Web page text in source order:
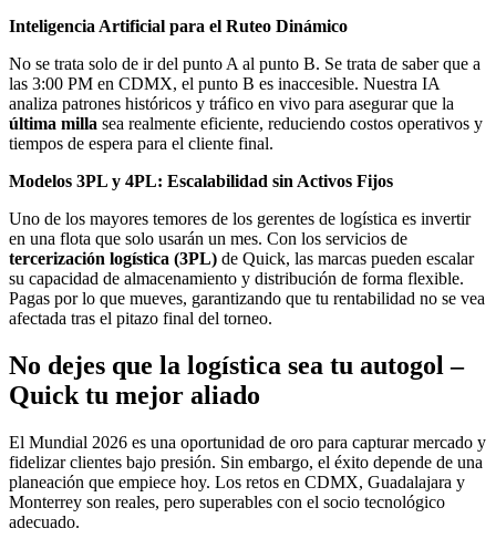
Inteligencia Artificial para el Ruteo Dinámico
No se trata solo de ir del punto A al punto B. Se trata de saber que a
las 3:00 PM en CDMX, el punto B es inaccesible. Nuestra IA
analiza patrones históricos y tráfico en vivo para asegurar que la
última milla sea realmente eficiente, reduciendo costos operativos y
tiempos de espera para el cliente final.
Modelos 3PL y 4PL: Escalabilidad sin Activos Fijos
Uno de los mayores temores de los gerentes de logística es invertir
en una flota que solo usarán un mes. Con los servicios de
tercerización logística (3PL) de Quick, las marcas pueden escalar
su capacidad de almacenamiento y distribución de forma flexible.
Pagas por lo que mueves, garantizando que tu rentabilidad no se vea
afectada tras el pitazo final del torneo.
No dejes que la logística sea tu autogol –
Quick tu mejor aliado
El Mundial 2026 es una oportunidad de oro para capturar mercado y
fidelizar clientes bajo presión. Sin embargo, el éxito depende de una
planeación que empiece hoy. Los retos en CDMX, Guadalajara y
Monterrey son reales, pero superables con el socio tecnológico
adecuado.